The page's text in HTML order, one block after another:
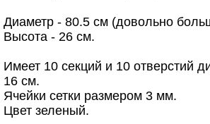
Диаметр - 80.5 см (довольно
Высота - 26 см.
Имеет 10 секций и 10 отверстий
16 см.
Ячейки сетки размером 3 мм.
Цвет зеленый.